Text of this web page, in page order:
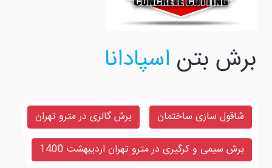
برش بتن اسپادانا
شاقول سازی ساختمان
برش گالری در مترو تهران
برش سیمی و کرگیری در مترو تهران اردیبهشت 1400